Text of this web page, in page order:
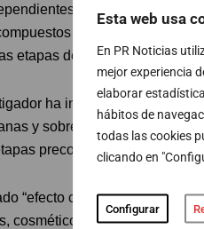
Esta web usa
En PR Noticias
mejor experiencia
elaborar
hábitos de
todas las cookies
clicando en
Configurar
“Las hormonas
pueden interferir en
etapas del desarrollo”, ha
ha incidido también en
y sobre la importancia de
precoces de la vida.
“efecto cóctel”, derivado de
cosméticos, textiles, aire